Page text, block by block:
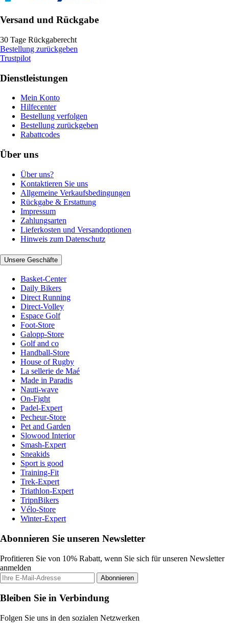
Versand und Rückgabe
30 Tage Rückgaberecht
Bestellung zurückgeben
Trustpilot
Dienstleistungen
Mein Konto
Hilfecenter
Bestellung verfolgen
Bestellung zurückgeben
Rabattcodes
Über uns
Über uns?
Kontaktieren Sie uns
Allgemeine Verkaufsbedingungen
Rückgabe & Erstattung
Impressum
Zahlungsarten
Lieferkosten und Versandoptionen
Hinweis zum Datenschutz
Unsere Geschäfte
Basket-Center
Daily Bikers
Direct Running
Direct-Volley
Espace Golf
Foot-Store
Galopp-Store
Golf and co
Handball-Store
House of Rugby
La sellerie de Maé
Made in Paradis
Nauti-wave
On-Fight
Padel-Expert
Pecheur-Store
Pet and Garden
Slowood Interior
Smash-Expert
Sneakids
Sport is good
Training-Fit
Trek-Expert
Triathlon-Expert
TripnBikers
Vélo-Store
Winter-Expert
Abonnieren Sie unseren Newsletter
Profitieren Sie von 10% Rabatt, wenn Sie sich für unseren Newsletter
anmelden
Abonnieren
Bleiben Sie in Verbindung
Folgen Sie uns in den sozialen Netzwerken